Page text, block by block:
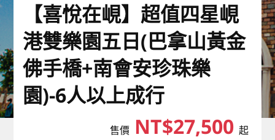
東南亞
美加紐澳
歐洲
【喜悅在峴】超值四星峴
港雙樂園五日(巴拿山黃金
佛手橋+南會安珍珠樂
園)-6人以上成行
售價NT$27,500 起